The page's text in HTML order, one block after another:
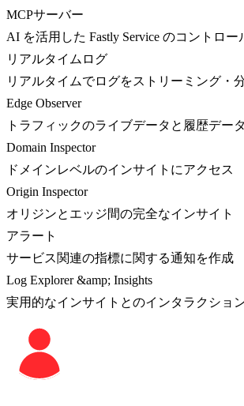
MCPサーバー
AI を活用した Fastly Service のコントロー
リアルタイムログ
リアルタイムでログをストリーミング・
Edge Observer
トラフィックのライブデータと履歴デー
Domain Inspector
ドメインレベルのインサイトにアクセス
Origin Inspector
オリジンとエッジ間の完全なインサイト
アラート
サービス関連の指標に関する通知を作成
Log Explorer &amp; Insights
実用的なインサイトとのインタラクショ